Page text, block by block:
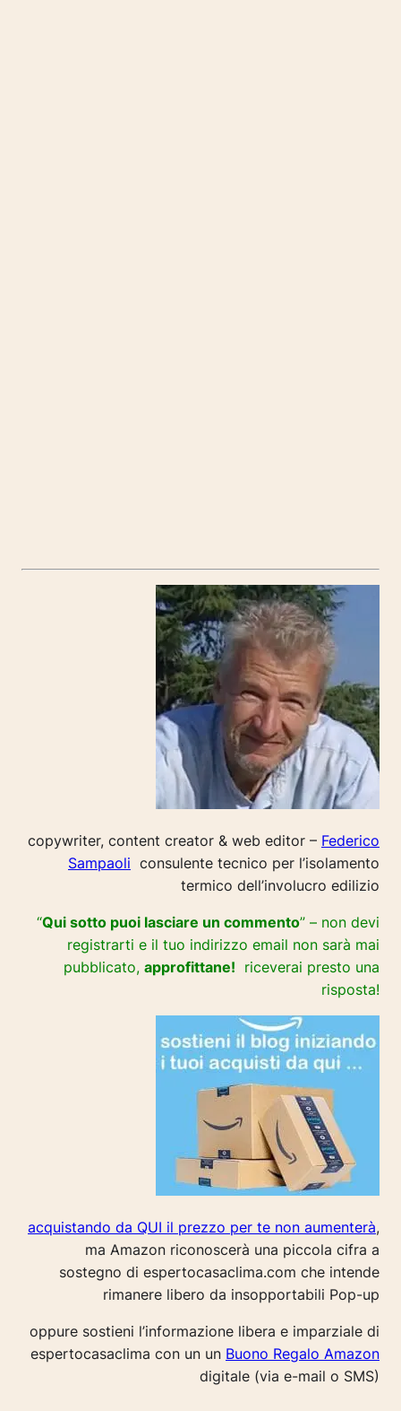
copywriter, content creator & web editor – Federico
Sampaoli consulente tecnico per l’isolamento
termico dell’involucro edilizio
“Qui sotto puoi lasciare un commento” – non devi
registrarti e il tuo indirizzo email non sarà mai
pubblicato, approfittane! riceverai presto una
risposta!
acquistando da QUI il prezzo per te non aumenterà,
ma Amazon riconoscerà una piccola cifra a
sostegno di espertocasaclima.com che intende
rimanere libero da insopportabili Pop-up
oppure sostieni l’informazione libera e imparziale di
espertocasaclima con un un Buono Regalo Amazon
digitale (via e-mail o SMS)